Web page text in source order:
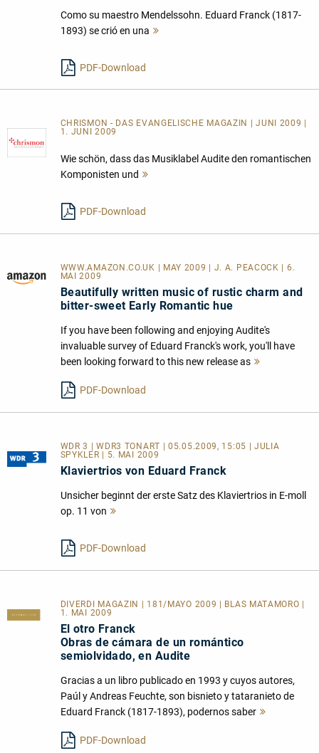
Como su maestro Mendelssohn. Eduard Franck (1817-
1893) se crió en una
PDF-Download
CHRISMON - DAS EVANGELISCHE MAGAZIN | JUNI 2009 |
1. JUNI 2009
Wie schön, dass das Musiklabel Audite den romantischen
Komponisten und
PDF-Download
WWW.AMAZON.CO.UK | MAY 2009 | J. A. PEACOCK | 6.
MAI 2009
Beautifully written music of rustic charm and
bitter-sweet Early Romantic hue
If you have been following and enjoying Audite's
invaluable survey of Eduard Franck's work, you'll have
been looking forward to this new release as
PDF-Download
WDR 3 | WDR3 TONART | 05.05.2009, 15:05 | JULIA
SPYKLER | 5. MAI 2009
Klaviertrios von Eduard Franck
Unsicher beginnt der erste Satz des Klaviertrios in E-moll
op. 11 von
PDF-Download
DIVERDI MAGAZIN | 181/MAYO 2009 | BLAS MATAMORO |
1. MAI 2009
El otro Franck
Obras de cámara de un romántico
semiolvidado, en Audite
Gracias a un libro publicado en 1993 y cuyos autores,
Paúl y Andreas Feuchte, son bisnieto y tataranieto de
Eduard Franck (1817-1893), podernos saber
PDF-Download